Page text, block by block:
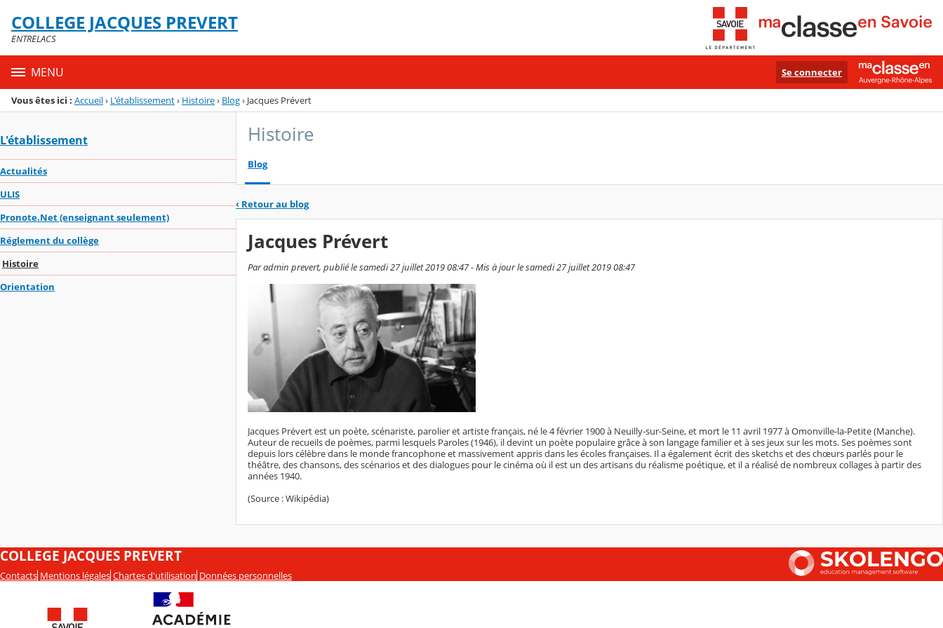
Menu de la rubrique
Contenu
COLLEGE JACQUES PREVERT
ENTRELACS
MENU Se connecter
Vous êtes ici : Accueil› L'établissement› Histoire› Blog› Jacques Prévert
L'établissement
Actualités
ULIS
Pronote.Net (enseignant seulement)
Réglement du collège
Histoire
Orientation
Histoire
Blog
‹ Retour au blog
Jacques Prévert
Par admin prevert, publié le samedi 27 juillet 2019 08:47 - Mis à jour le samedi 27 juillet 2019 08:47
Jacques Prévert est un poète, scénariste, parolier et artiste français, né le 4 février 1900 à Neuilly-sur-Seine, et mort le 11 avril 1977 à Omonville-la-Petite (Manche).
Auteur de recueils de poèmes, parmi lesquels Paroles (1946), il devint un poète populaire grâce à son langage familier et à ses jeux sur les mots. Ses poèmes sont
depuis lors célèbre dans le monde francophone et massivement appris dans les écoles françaises. Il a également écrit des sketchs et des chœurs parlés pour le
théâtre, des chansons, des scénarios et des dialogues pour le cinéma où il est un des artisans du réalisme poétique, et il a réalisé de nombreux collages à partir des
années 1940.
(Source : Wikipédia)
COLLEGE JACQUES PREVERT
Contacts Mentions légales Chartes d'utilisation Données personnelles